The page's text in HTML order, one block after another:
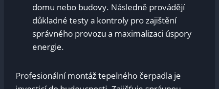
domu nebo budovy. Následně provádějí
důkladné testy a kontroly pro zajištění
správného provozu a maximalizaci úspory
energie.
Profesionální montáž tepelného čerpadla je